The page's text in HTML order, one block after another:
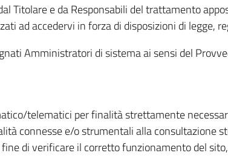
Titolare e da Responsabili del trattamento
ad accedervi in forza di disposizioni di legge,
Amministratori di sistema ai sensi del
telematici per finalità strettamente
connesse e/o strumentali alla consultazione
di verificare il corretto funzionamento del